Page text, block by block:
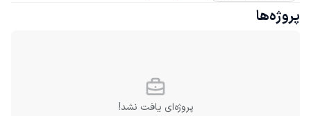
پروژه‌ها
پروژه‌ای یافت نشد!